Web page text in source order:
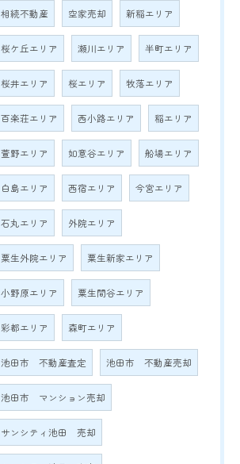
相続不動産 空家売却 新稲エリア
桜ケ丘エリア 瀬川エリア 半町エリア
桜井エリア 桜エリア 牧落エリア
百楽荘エリア 西小路エリア 稲エリア
萱野エリア 如意谷エリア 船場エリア
白島エリア 西宿エリア 今宮エリア
石丸エリア 外院エリア
粟生外院エリア 粟生新家エリア
小野原エリア 粟生間谷エリア
彩都エリア 森町エリア
池田市 不動産査定 池田市 不動産売却
池田市 マンション売却
サンシティ池田 売却